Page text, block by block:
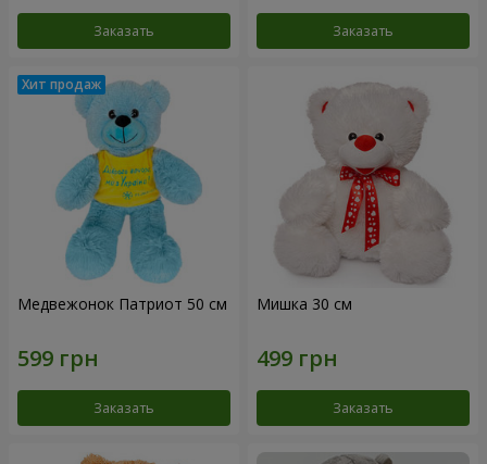
Заказать Заказать
Медвежонок Патриот 50 см
Заказать
Мишка 30 см
Заказать